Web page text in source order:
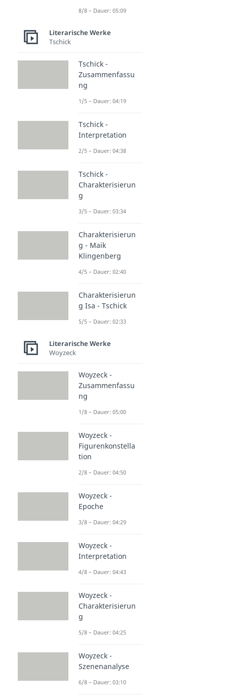
8/8 – Dauer: 05:09
Literarische Werke
Tschick
Tschick -
Zusammenfassu
ng
1/5 – Dauer: 04:19
Tschick -
Interpretation
2/5 – Dauer: 04:38
Tschick -
Charakterisierun
g
3/5 – Dauer: 03:34
Charakterisierun
g - Maik
Klingenberg
4/5 – Dauer: 02:40
Charakterisierun
g Isa - Tschick
5/5 – Dauer: 02:33
Literarische Werke
Woyzeck
Woyzeck -
Zusammenfassu
ng
1/8 – Dauer: 05:00
Woyzeck -
Figurenkonstella
tion
2/8 – Dauer: 04:50
Woyzeck -
Epoche
3/8 – Dauer: 04:29
Woyzeck -
Interpretation
4/8 – Dauer: 04:43
Woyzeck -
Charakterisierun
g
5/8 – Dauer: 04:25
Woyzeck -
Szenenanalyse
6/8 – Dauer: 03:10